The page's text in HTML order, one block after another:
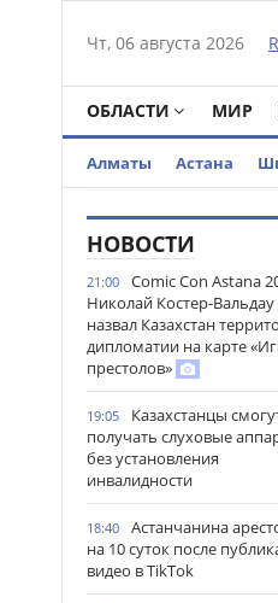
Чт, 06 августа 2026
ОБЛАСТИ МИР
Алматы Астана
НОВОСТИ
21:00
Comic Con Astana
Николай Костер-Вальдау
назвал Казахстан
дипломатии на карте
престолов»
19:05
Казахстанцы
получать слуховые
без установления
инвалидности
18:40
Астанчанина
на 10 суток после
видео в TikTok